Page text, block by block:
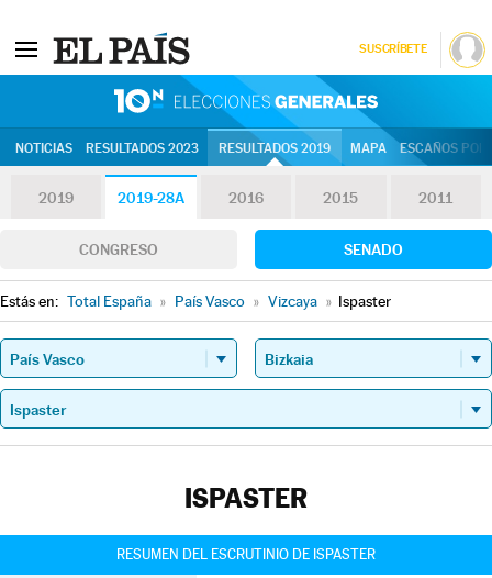
SUSCRÍBETE
NOTICIAS RESULTADOS 2023 RESULTADOS 2019 MAPA ESCAÑOS
2019 2019-28A 2016 2015 2011
CONGRESO SENADO
Estás en: Total España » País Vasco » Vizcaya » Ispaster
ISPASTER
RESUMEN DEL ESCRUTINIO DE ISPASTER